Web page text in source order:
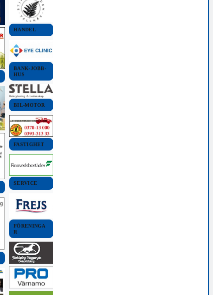
HANDEL
BANK-JOBB-
HUS
BIL-MOTOR
FASTIGHET
SERVICE
FÖRENINGA
R